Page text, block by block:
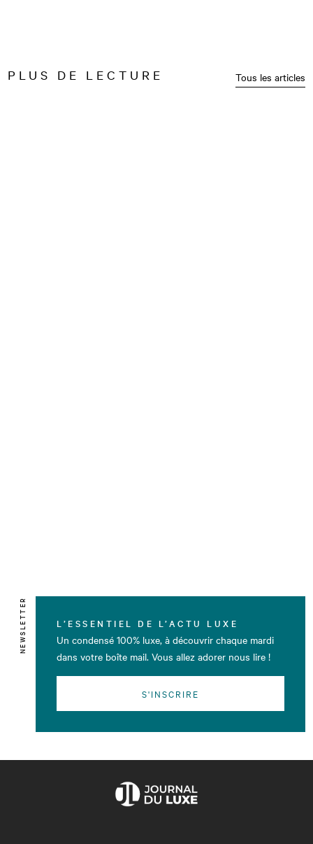
PLUS DE LECTURE Tous les articles
NEWSLETTER L’ESSENTIEL DE L’ACTU LUXE
Un condensé 100% luxe, à découvrir chaque mardi
dans votre boîte mail. Vous allez adorer nous lire !
S'INSCRIRE